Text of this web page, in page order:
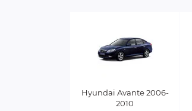
Hyundai Avante 2006-
2010